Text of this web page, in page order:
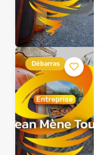
Débarras